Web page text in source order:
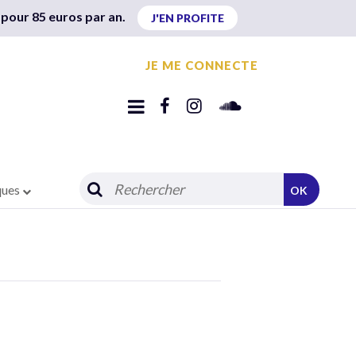
85 euros par an. J'EN PROFITE
JE ME CONNECTE
OK